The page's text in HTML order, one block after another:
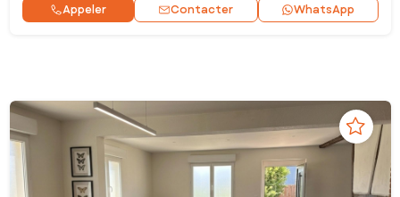
Appeler Contacter WhatsApp